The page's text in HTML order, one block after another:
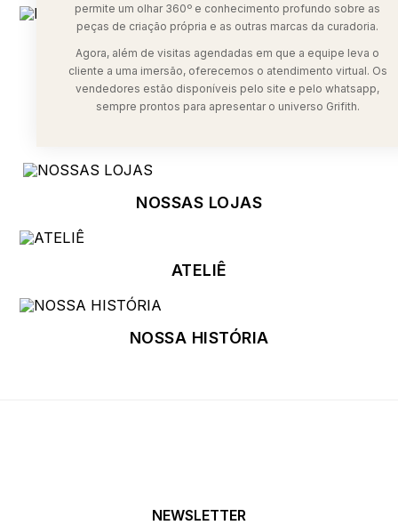
permite um olhar 360º e conhecimento profundo sobre as
peças de criação própria e as outras marcas da curadoria.
Agora, além de visitas agendadas em que a equipe leva o
cliente a uma imersão, oferecemos o atendimento virtual. Os
vendedores estão disponíveis pelo site e pelo whatsapp,
sempre prontos para apresentar o universo Grifith.
NOSSAS LOJAS
ATELIÊ
NOSSA HISTÓRIA
NEWSLETTER